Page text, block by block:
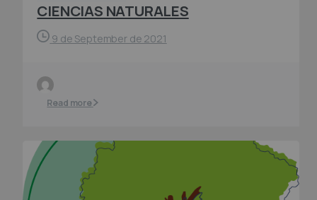
CIENCIAS NATURALES
9 de September de 2021
Read more